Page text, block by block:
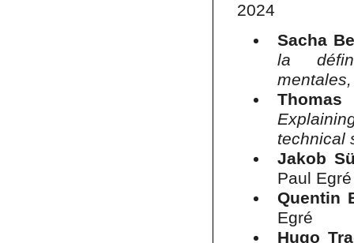
2024
Sacha
la
Thomas
technical
Jakob
Paul Egré
Quentin
Egré
Hugo